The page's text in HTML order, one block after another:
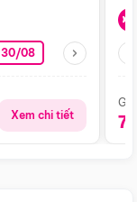
30/08
Xem chi tiết